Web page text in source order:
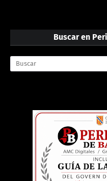
Buscar en